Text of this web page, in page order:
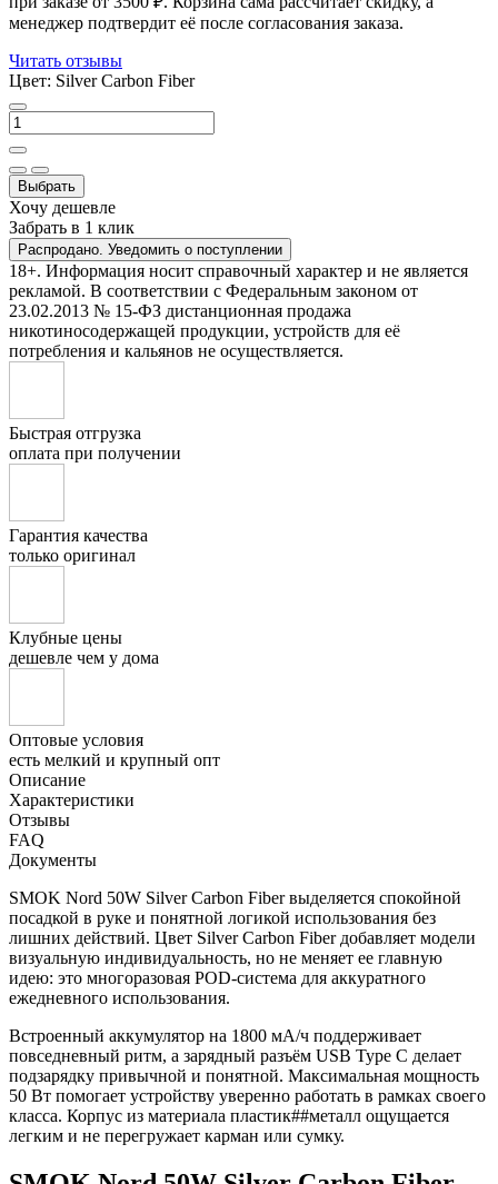
менеджер подтвердит её после согласования заказа.
Читать отзывы
Цвет: Silver Carbon Fiber
Выбрать
Хочу дешевле
Забрать в 1 клик
Распродано. Уведомить о поступлении
18+. Информация носит справочный характер и не является
рекламой. В соответствии с Федеральным законом от
23.02.2013 № 15-ФЗ дистанционная продажа
никотиносодержащей продукции, устройств для её
потребления и кальянов не осуществляется.
Быстрая отгрузка
оплата при получении
Гарантия качества
только оригинал
Клубные цены
дешевле чем у дома
Оптовые условия
есть мелкий и крупный опт
Описание
Характеристики
Отзывы
FAQ
Документы
SMOK Nord 50W Silver Carbon Fiber выделяется спокойной
посадкой в руке и понятной логикой использования без
лишних действий. Цвет Silver Carbon Fiber добавляет модели
визуальную индивидуальность, но не меняет ее главную
идею: это многоразовая POD-система для аккуратного
ежедневного использования.
Встроенный аккумулятор на 1800 мА/ч поддерживает
повседневный ритм, а зарядный разъём USB Type C делает
подзарядку привычной и понятной. Максимальная мощность
50 Вт помогает устройству уверенно работать в рамках своего
класса. Корпус из материала пластик##металл ощущается
легким и не перегружает карман или сумку.